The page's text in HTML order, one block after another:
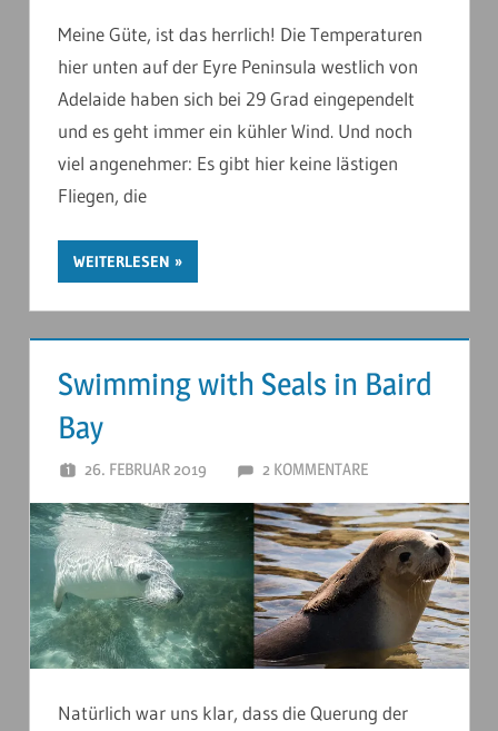
Meine Güte, ist das herrlich! Die Temperaturen
hier unten auf der Eyre Peninsula westlich von
Adelaide haben sich bei 29 Grad eingependelt
und es geht immer ein kühler Wind. Und noch
viel angenehmer: Es gibt hier keine lästigen
Fliegen, die
WEITERLESEN
Swimming with Seals in Baird
Bay
26. FEBRUAR 2019 ANDERSTOUREN
2 KOMMENTARE
Natürlich war uns klar, dass die Querung der